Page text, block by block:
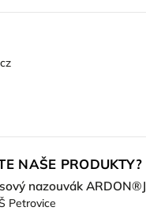
NAŠE PRODUKTY?
nazouvák
Petrovice